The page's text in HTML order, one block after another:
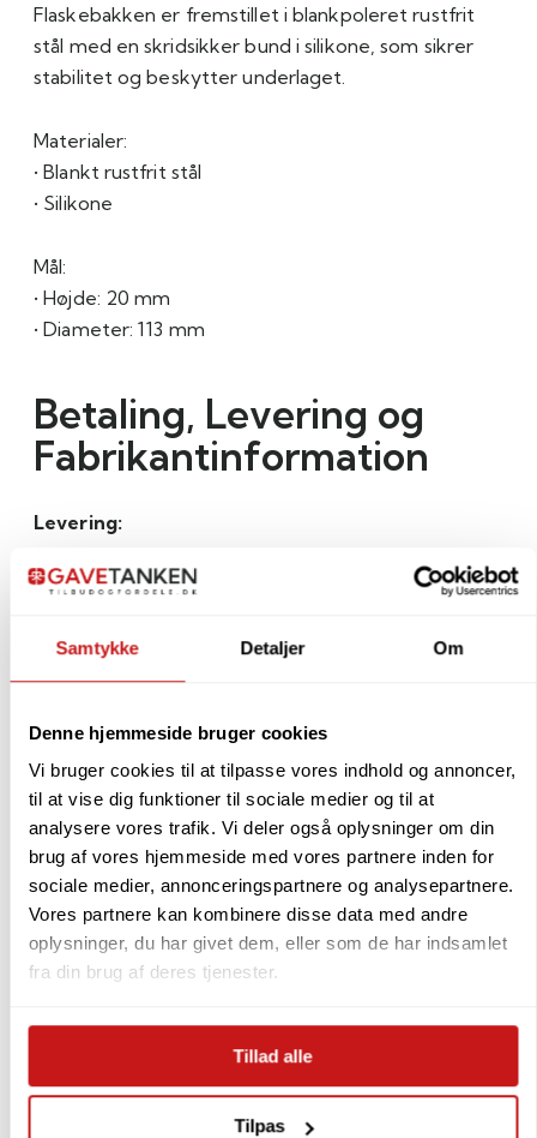
Samtykke Detaljer Om
Denne hjemmeside bruger cookies
Vi bruger cookies til at tilpasse vores indhold og annoncer,
til at vise dig funktioner til sociale medier og til at
analysere vores trafik. Vi deler også oplysninger om din
brug af vores hjemmeside med vores partnere inden for
sociale medier, annonceringspartnere og analysepartnere.
Vores partnere kan kombinere disse data med andre
oplysninger, du har givet dem, eller som de har indsamlet
fra din brug af deres tjenester.
Tillad alle
Tilpas
Flaskebakken er fremstillet i blankpoleret rustfrit
stål med en skridsikker bund i silikone, som sikrer
stabilitet og beskytter underlaget.
Materialer:
• Blankt rustfrit stål
• Silikone
Mål:
• Højde: 20 mm
• Diameter: 113 mm
Betaling, Levering og
Fabrikantinformation
Levering:
Varen kan afsendes inden for ca. 2-5 arbejdsdage.
Du vil blive kontaktet direkte, hvis der skulle være
længere leveringstid.
Betaling:
Du kan betale med Dankort, MobilePay, Visa samt
et udvalg af internationale kreditkort.
Fabrikant information:
https://georgjensen.com/